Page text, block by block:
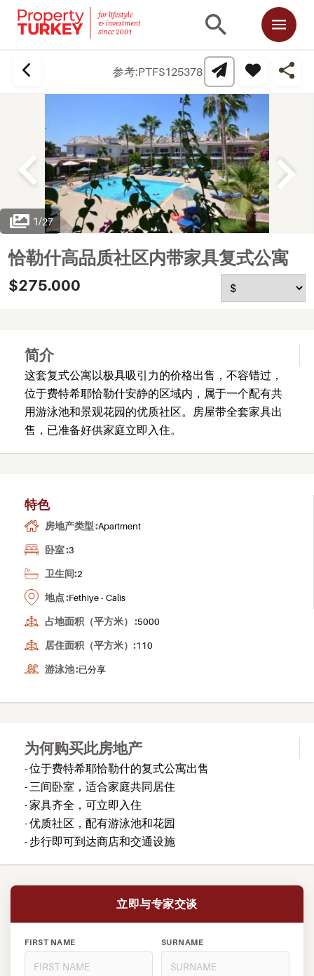
参考:PTFS125378
1/27
恰勒什高品质社区内带家具复式公寓
$275.000
简介
这套复式公寓以极具吸引力的价格出售，不容错过，
位于费特希耶恰勒什安静的区域内，属于一个配有共
用游泳池和景观花园的优质社区。房屋带全套家具出
售，已准备好供家庭立即入住。
特色
房地产类型 :Apartment
卧室 :3
卫生间:2
地点 :Fethiye - Calis
占地面积（平方米） :5000
居住面积（平方米）:110
游泳池 :已分享
为何购买此房地产
- 位于费特希耶恰勒什的复式公寓出售
- 三间卧室，适合家庭共同居住
- 家具齐全，可立即入住
- 优质社区，配有游泳池和花园
- 步行即可到达商店和交通设施
立即与专家交谈
FIRST NAME SURNAME